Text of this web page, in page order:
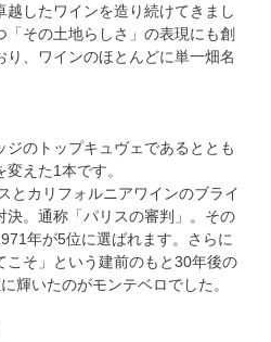
越したワインを造り続けてきまし
その土地らしさ」の表現にも創
、ワインのほとんどに単一畑名
ジのトップキュヴェであるととも
えた1本です。
とカリフォルニアワインのブライ
決。通称「パリスの審判」。その
年が5位に選ばれます。さらに
こそ」という建前のもと30年後の
輝いたのがモンテベロでした。